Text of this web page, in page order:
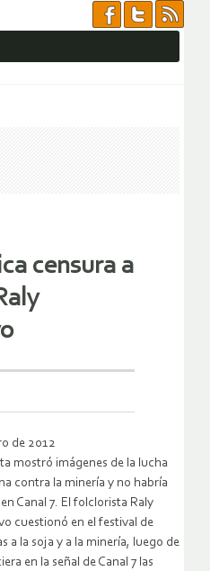
censura a
de 2012
mostró imágenes de la lucha
contra la minería y no habría
Canal 7. El folclorista Raly
cuestionó en el festival de
a la soja y a la minería, luego de
en la señal de Canal 7 las